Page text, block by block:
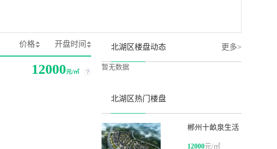
价格 开盘时间
12000元/㎡
更多>
北湖区楼盘动态
暂无数据
北湖区热门楼盘
郴州十畝泉生活
12000元/㎡